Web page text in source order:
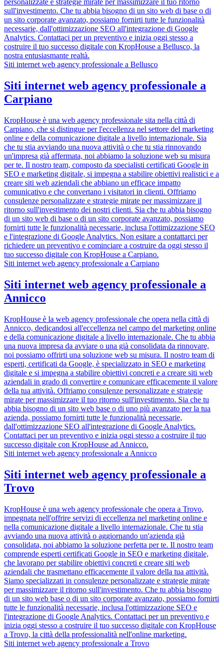
personalizzate e strategie mirate per massimizzare il tuo ritorno
sull'investimento. Che tu abbia bisogno di un sito web di base o di
un sito corporate avanzato, possiamo fornirti tutte le funzionalità
necessarie, dall'ottimizzazione SEO all'integrazione di Google
Analytics. Contattaci per un preventivo e inizia oggi stesso a
costruire il tuo successo digitale con KropHouse a Bellusco, la
nostra entusiasmante realtà.
Siti internet web agency professionale a Bellusco
Siti internet web agency professionale a
Carpiano
KropHouse è una web agency professionale sita nella città di
Carpiano, che si distingue per l'eccellenza nel settore del marketing
online e della comunicazione digitale a livello internazionale. Sia
che tu stia avviando una nuova attività o che tu stia rinnovando
un'impresa già affermata, noi abbiamo la soluzione web su misura
per te. Il nostro team, composto da specialisti certificati Google in
SEO e marketing digitale, si impegna a stabilire obiettivi realistici e a
creare siti web aziendali che abbiano un efficace impatto
comunicativo e che convertano i visitatori in clienti. Offriamo
consulenze personalizzate e strategie mirate per massimizzare il
ritorno sull'investimento dei nostri clienti. Sia che tu abbia bisogno
di un sito web di base o di un sito corporate avanzato, possiamo
fornirti tutte le funzionalità necessarie, inclusa l'ottimizzazione SEO
e l'integrazione di Google Analytics. Non esitare a contattarci per
richiedere un preventivo e cominciare a costruire da oggi stesso il
tuo successo digitale con KropHouse a Carpiano.
Siti internet web agency professionale a Carpiano
Siti internet web agency professionale a
Annicco
KropHouse è la web agency professionale che opera nella città di
Annicco, dedicandosi all'eccellenza nel campo del marketing online
e della comunicazione digitale a livello internazionale. Che tu abbia
una nuova impresa da avviare o una già consolidata da rinnovare,
noi possiamo offrirti una soluzione web su misura. Il nostro team di
esperti, certificati da Google, è specializzato in SEO e marketing
digitale e si impegna a stabilire obiettivi concreti e a creare siti web
aziendali in grado di convertire e comunicare efficacemente il valore
della tua attività. Offriamo consulenze personalizzate e strategie
mirate per massimizzare il tuo ritorno sull'investimento. Sia che tu
abbia bisogno di un sito web base o di uno più avanzato per la tua
azienda, possiamo fornirti tutte le funzionalità necessarie,
dall'ottimizzazione SEO all'integrazione di Google Analytics.
Contattaci per un preventivo e inizia oggi stesso a costruire il tuo
successo digitale con KropHouse ad Annicco.
Siti internet web agency professionale a Annicco
Siti internet web agency professionale a
Trovo
KropHouse è una web agency professionale che opera a Trovo,
impegnata nell'offrire servizi di eccellenza nel marketing online e
nella comunicazione digitale a livello internazionale. Che tu stia
avviando una nuova attività o aggiornando un'azienda già
consolidata, noi abbiamo la soluzione perfetta per te. Il nostro team
comprende esperti certificati Google in SEO e marketing digitale,
che lavorano per stabilire obiettivi concreti e creare siti web
aziendali che trasmettano efficacemente il valore della tua attività.
Siamo specializzati in consulenze personalizzate e strategie mirate
per massimizzare il ritorno sull'investimento. Che tu abbia bisogno
di un sito web base o di un sito corporate avanzato, possiamo fornirti
tutte le funzionalità necessarie, inclusa l'ottimizzazione SEO e
l'integrazione di Google Analytics. Contattaci per un preventivo e
inizia oggi stesso a costruire il tuo successo digitale con KropHouse
a Trovo, la città della professionalità nell'online marketing.
Siti internet web agency professionale a Trovo